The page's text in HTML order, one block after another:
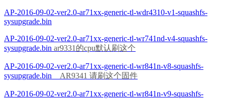
AP-2016-09-02-ver2.0-ar71xx-generic-tl-wdr4310-v1-squashfs-
sysupgrade.bin
AP-2016-09-02-ver2.0-ar71xx-generic-tl-wr741nd-v4-squashfs-
sysupgrade.bin ar9331的cpu默认刷这个
AP-2016-09-02-ver2.0-ar71xx-generic-tl-wr841n-v8-squashfs-
sysupgrade.bin AR9341 请刷这个固件
AP-2016-09-02-ver2.0-ar71xx-generic-tl-wr841n-v9-squashfs-